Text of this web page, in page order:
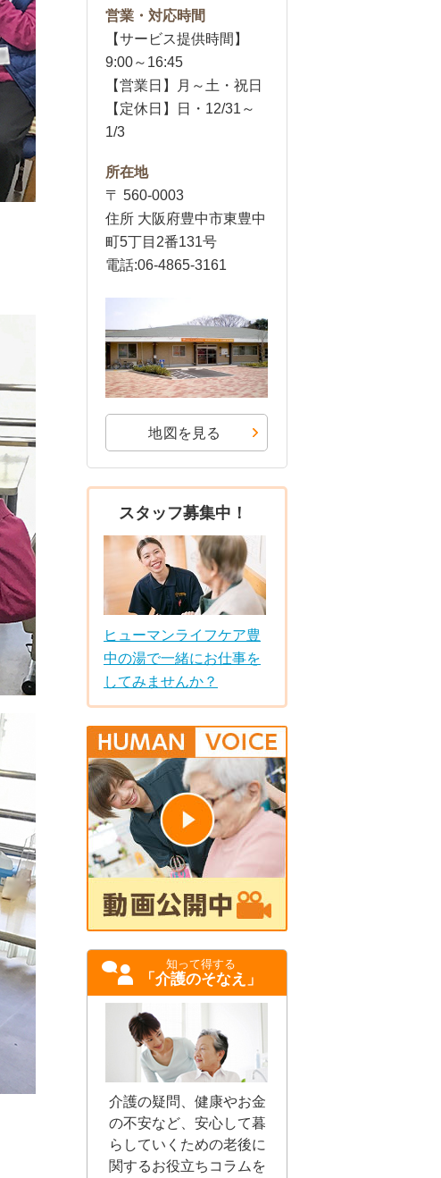
営業・対応時間
【サービス提供時間】
9:00～16:45
【営業日】月～土・祝日
【定休日】日・12/31～
1/3
所在地
〒 560-0003
住所 大阪府豊中市東豊中
町5丁目2番131号
電話:06-4865-3161
地図を見る
スタッフ募集中！
ヒューマンライフケア豊
中の湯で一緒にお仕事を
してみませんか？
知って得する
「介護のそなえ」
介護の疑問、健康やお金
の不安など、安心して暮
らしていくための老後に
関するお役立ちコラムを